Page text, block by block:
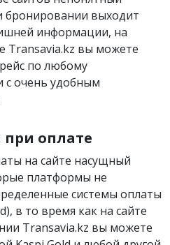
бронировании выходит
информации, на
Transavia.kz вы можете
по любому
с очень удобным
оплате
на сайте насущный
платформы не
системы оплаты
в то время как на сайте
Transavia.kz вы можете